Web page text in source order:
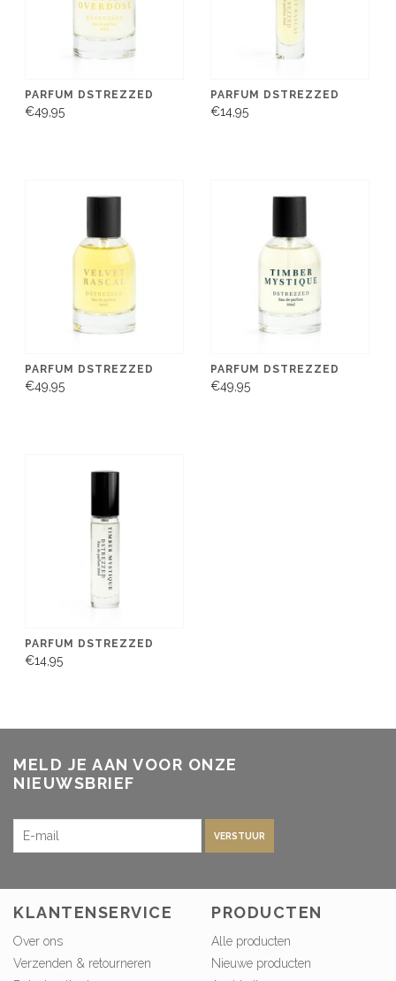
PARFUM DSTREZZED
€49,95
PARFUM DSTREZZED
€14,95
PARFUM DSTREZZED
€49,95
PARFUM DSTREZZED
€49,95
PARFUM DSTREZZED
€14,95
MELD JE AAN VOOR ONZE
NIEUWSBRIEF
VERSTUUR
KLANTENSERVICE
Over ons
Verzenden & retourneren
PRODUCTEN
Alle producten
Nieuwe producten